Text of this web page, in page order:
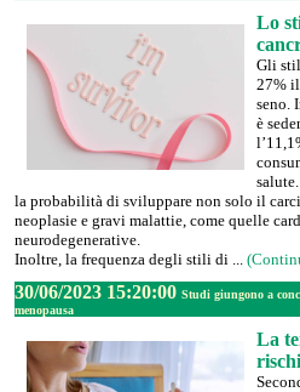
Lo
Gli
27%
seno.
è
la probabilità di sviluppare non solo il
neoplasie e gravi malattie, come quelle
neurodegenerative.
Inoltre, la frequenza degli stili di ...
30/06/2023 15:20:00 Studi giungono a
menopausa
La